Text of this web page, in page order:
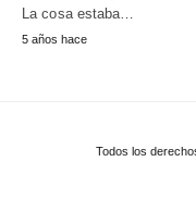
La cosa estaba…
5 años hace
Todos los